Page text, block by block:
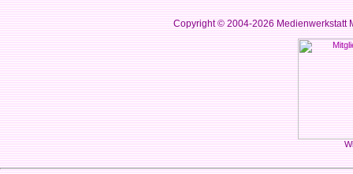
Copyright © 2004-2026Medienwerkstatt